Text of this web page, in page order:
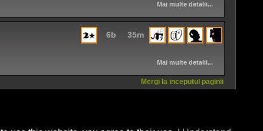
Mai multe detalii...
35m
6b
Mai multe detalii...
Mergi la inceputul paginii